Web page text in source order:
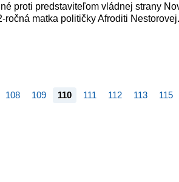
proti predstaviteľom vládnej strany
matka političky Afroditi Nestorovej.
108 109 110 111 112 113 115